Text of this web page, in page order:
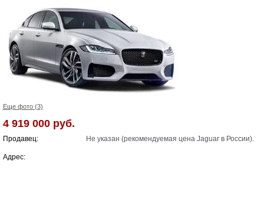
Еще фото (3)
4 919 000 руб.
Продавец: Не указан (рекомендуемая цена Jaguar в России).
Адрес: